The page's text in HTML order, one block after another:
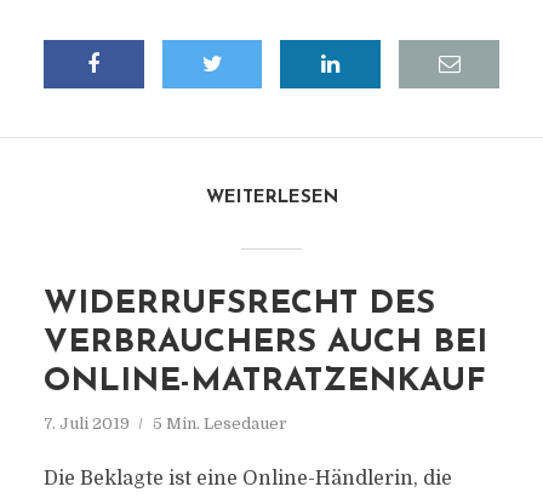
WEITERLESEN
WIDERRUFSRECHT DES
VERBRAUCHERS AUCH BEI
ONLINE-MATRATZENKAUF
7. Juli 2019 5 Min. Lesedauer
Die Beklagte ist eine Online-Händlerin, die